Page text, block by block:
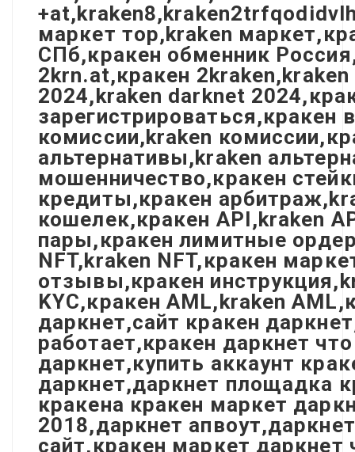
маркет тор,kraken
СПб,кракен обменник
2krn.at,кракен
2024,kraken darknet
комиссии,kraken
альтернативы,kraken
мошенничество,кракен
кредиты,кракен
кошелек,кракен API,kraken
пары,кракен лимитные
NFT,kraken NFT,кракен
отзывы,кракен
KYC,кракен AML,kraken
даркнет,сайт кракен
работает,кракен даркнет
даркнет,купить аккаунт
даркнет,даркнет площадка
кракена кракен маркет
2018,даркнет
сайт,кракен маркет даркнет